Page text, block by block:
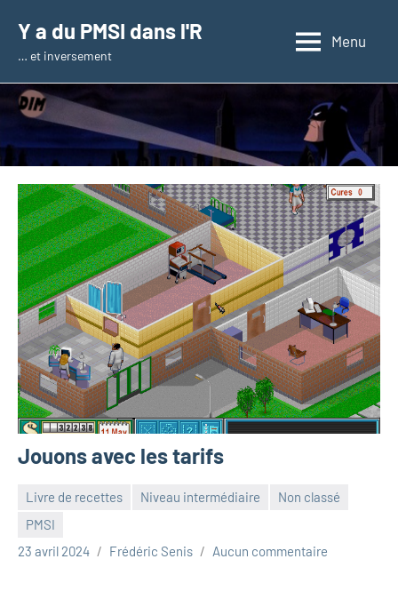
contenu
Y a du PMSI dans l'R
… et inversement
Menu
Jouons avec les tarifs
Livre de recettes Niveau intermédiaire
Non classé
PMSI
23 avril 2024
Frédéric Senis Aucun commentaire